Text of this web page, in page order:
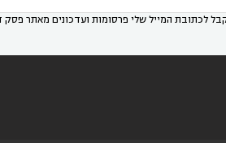
לכתובת המייל שלי פרסומות ועדכונים מאתר פסק